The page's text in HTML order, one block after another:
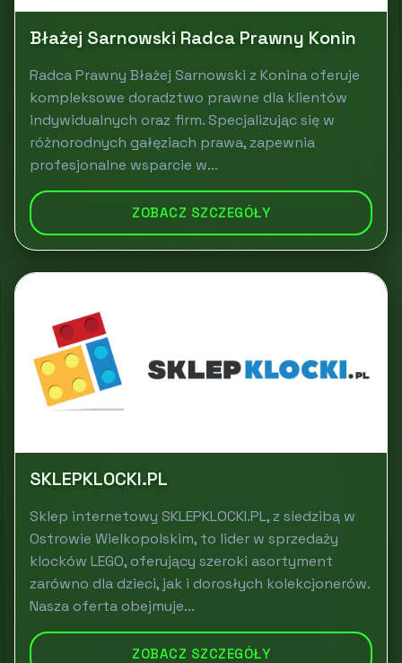
Błażej Sarnowski Radca Prawny Konin
Radca Prawny Błażej Sarnowski z Konina oferuje
kompleksowe doradztwo prawne dla klientów
indywidualnych oraz firm. Specjalizując się w
różnorodnych gałęziach prawa, zapewnia
profesjonalne wsparcie w...
ZOBACZ SZCZEGÓŁY
SKLEPKLOCKI.PL
Sklep internetowy SKLEPKLOCKI.PL, z siedzibą w
Ostrowie Wielkopolskim, to lider w sprzedaży
klocków LEGO, oferujący szeroki asortyment
zarówno dla dzieci, jak i dorosłych kolekcjonerów.
Nasza oferta obejmuje...
ZOBACZ SZCZEGÓŁY